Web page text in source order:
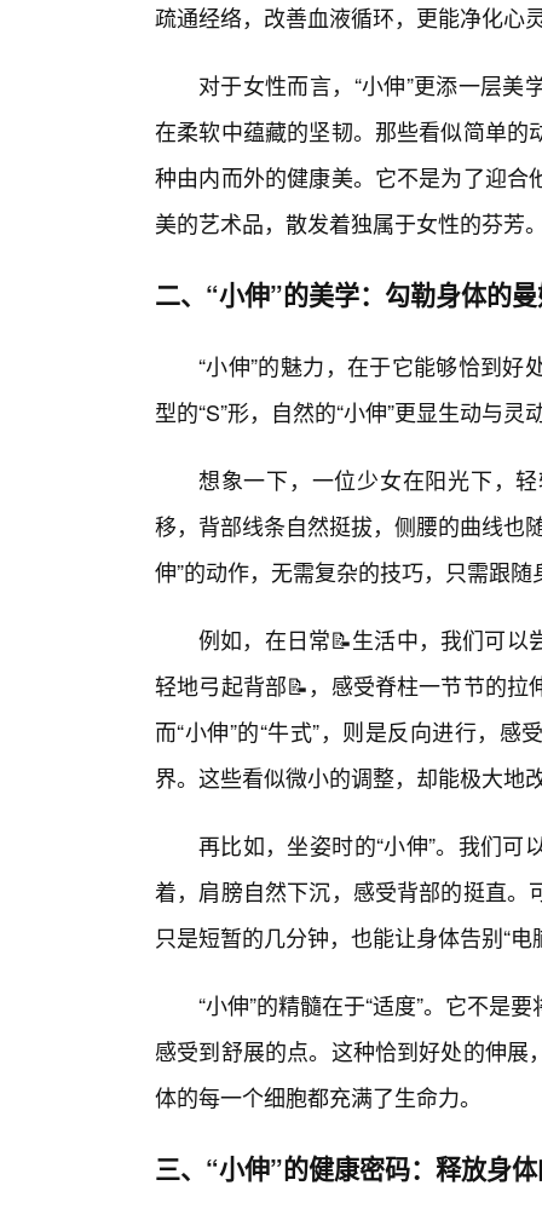
疏通经络，改善血液循环，更能净化心
对于女性而言，“小伸”更添一层
在柔软中蕴藏的坚韧。那些看似简单
种由内而外的健康美。它不是为了迎
美的艺术品，散发着独属于女性的芬芳
二、“小伸”的美学：勾勒身体的
“小伸”的魅力，在于它能够恰到
型的“S”形，自然的“小伸”更显生动与灵
想象一下，一位少女在阳光下，
移，背部线条自然挺拔，侧腰的曲线也
伸”的动作，无需复杂的技巧，只需跟
例如，在日常📝生活中，我们可以
轻地弓起背部📝，感受脊柱一节节的
而“小伸”的“牛式”，则是反向进行，
界。这些看似微小的调整，却能极大地
再比如，坐姿时的“小伸”。我们
着，肩膀自然下沉，感受背部的挺直
只是短暂的几分钟，也能让身体告别“
“小伸”的精髓在于“适度”。它不是
感受到舒展的点。这种恰到好处的伸
体的每一个细胞都充满了生命力。
三、“小伸”的健康密码：释放身